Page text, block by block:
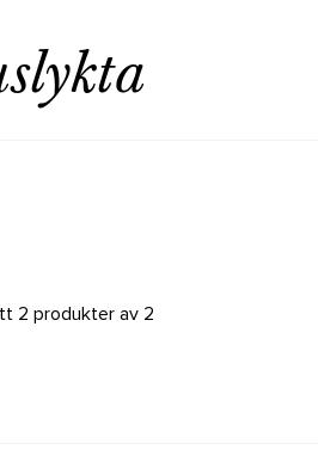
2 produkter av 2